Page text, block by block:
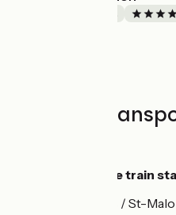
Trains et
Montreuil-sur-Ille train
Line Rennes / St-Malo